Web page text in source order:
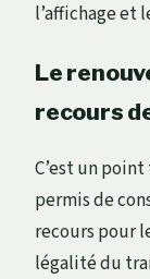
l’affichage et
Le
recours
C’est un
permis de
recours pour
légalité du